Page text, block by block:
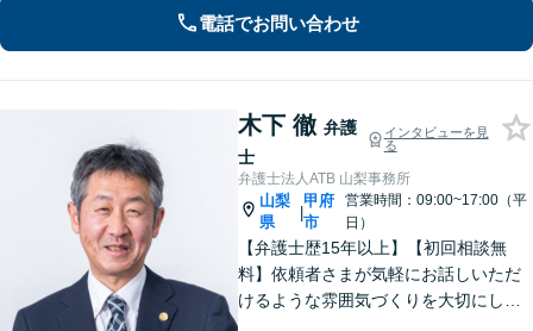
も、ぜひご相談ください。
電話でお問い合わせ
木下 徹 弁護
士
インタビューを見
る
弁護士法人ATB 山梨事務所
山梨
県
|
甲府
市
営業時間：09:00~17:00（平
日）
【弁護士歴15年以上】【初回相談無
料】依頼者さまが気軽にお話しいただ
けるような雰囲気づくりを大切にして